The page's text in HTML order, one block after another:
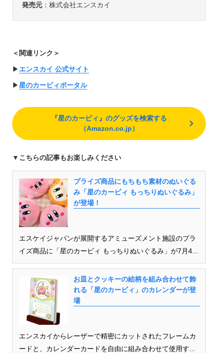
発売元：株式会社エンスカイ
＜関連リンク＞
▶︎ エンスカイ 公式サイト
▶︎星のカービィポータル
『星のカービィ』のグッズを検索する
（Amazon.co.jp）
▼ こちらの記事もお楽しみください
プライズ商品にもちもち素材のぬいぐる
み「星のカービィ もっちりぬいぐるみ」
が登場！
エスケイジャパンが展開するアミューズメント施設のプラ
イズ商品に「星のカービィ もっちりぬいぐるみ」が7月4...
お皿とクッキーの絵柄を組み合わせて飾
れる「星のカービィ」のカレンダーが登
場
エンスカイからレーザーで精密にカットされたフレームカ
ードと、カレンダーカードを自由に組み合わせて使用す...